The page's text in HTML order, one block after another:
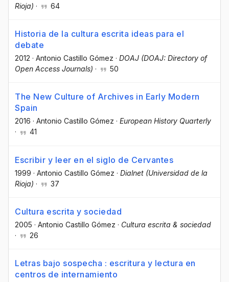
Rioja) · 64
Historia de la cultura escrita ideas para el
debate
2012 · Antonio Castillo Gómez · DOAJ (DOAJ: Directory of
Open Access Journals) · 50
The New Culture of Archives in Early Modern
Spain
2016 · Antonio Castillo Gómez · European History Quarterly
·
41
Escribir y leer en el siglo de Cervantes
1999 · Antonio Castillo Gómez · Dialnet (Universidad de la
Rioja) · 37
Cultura escrita y sociedad
2005 · Antonio Castillo Gómez · Cultura escrita & sociedad
·
26
Letras bajo sospecha : escritura y lectura en
centros de internamiento